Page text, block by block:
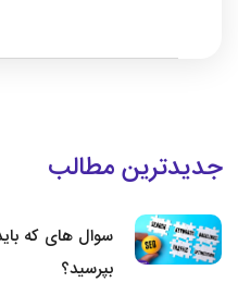
جدیدترین مطالب
سوال های که
بپرسید؟